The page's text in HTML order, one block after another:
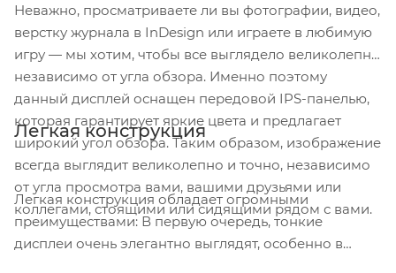
Неважно, просматриваете ли вы фотографии, видео,
верстку журнала в InDesign или играете в любимую
игру — мы хотим, чтобы все выглядело великолепно
независимо от угла обзора. Именно поэтому
данный дисплей оснащен передовой IPS-панелью,
которая гарантирует яркие цвета и предлагает
широкий угол обзора. Таким образом, изображение
всегда выглядит великолепно и точно, независимо
от угла просмотра вами, вашими друзьями или
коллегами, стоящими или сидящими рядом с вами.
Легкая конструкция
Легкая конструкция обладает огромными
преимуществами: В первую очередь, тонкие
дисплеи очень элегантно выглядят, особенно в